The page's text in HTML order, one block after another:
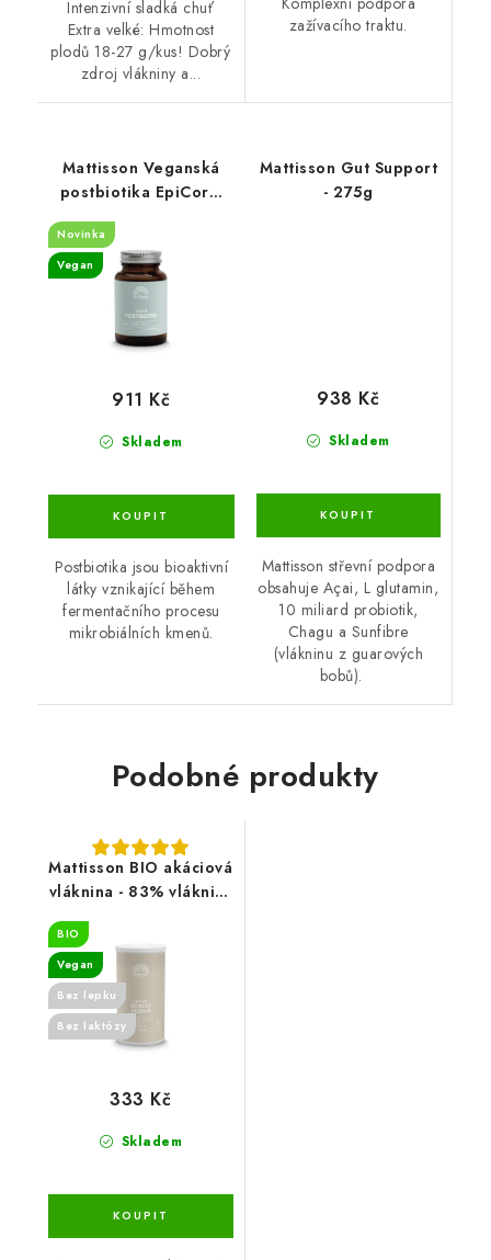
Intenzivní sladká chuť
Extra velké: Hmotnost
plodů 18-27 g/kus! Dobrý
zdroj vlákniny a...
zažívacího traktu.
Mattisson Veganská
postbiotika EpiCor®
Novinka
Vegan
Skladem
911 Kč
Postbiotika jsou bioaktivní
látky vznikající během
fermentačního procesu
mikrobiálních kmenů.
Mattisson Gut Support
- 275g
Skladem
938 Kč
Mattisson střevní podpora
obsahuje Açai, L glutamin,
10 miliard probiotik,
Chagu a Sunfibre
(vlákninu z guarových
bobů).
Podobné produkty
Mattisson BIO akáciová
vláknina - 83% vlákniny
BIO
Vegan
Bez lepku
Bez laktózy
Skladem
333 Kč